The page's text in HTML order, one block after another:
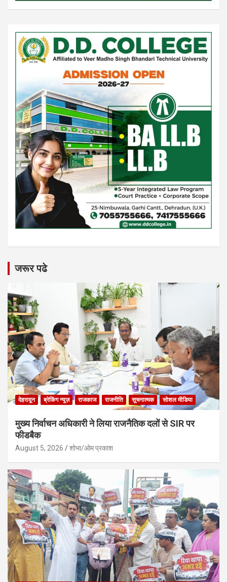
जरूर पढे
देहरादून ब्रेकिंग न्यूज़ राजकाज राजनीति सूचनात्मक सोशल मीडिया
मुख्य निर्वाचन अधिकारी ने लिया राजनैतिक दलों से SIR पर
फीडबैक
August 5, 2026 शोभा/ओम प्रकाश